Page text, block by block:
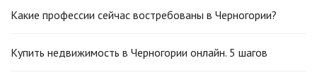
Какие профессии сейчас востребованы в Черногории?
Купить недвижимость в Черногории онлайн. 5 шагов